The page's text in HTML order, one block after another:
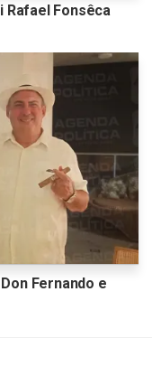
Rafael Fonsêca
Fernando e